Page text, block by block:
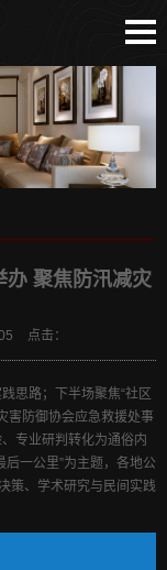
办 聚焦防汛减灾
点击：
思路；下半场聚焦“社区
害防御协会应急救援处事
专业研判转化为通俗内
后一公里”为主题，各地公
策、学术研究与民间实践